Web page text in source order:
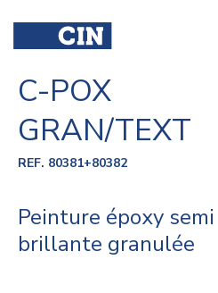
C-POX
GRAN/TEXT
REF. 80381+80382
Peinture époxy semi
brillante granulée